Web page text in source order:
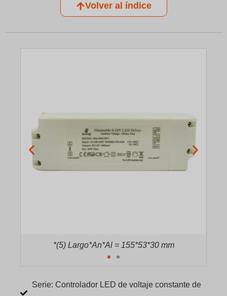
Volver al índice
*(5) Largo*An*Al = 155*53*30 mm
Serie: Controlador LED de voltaje constante de